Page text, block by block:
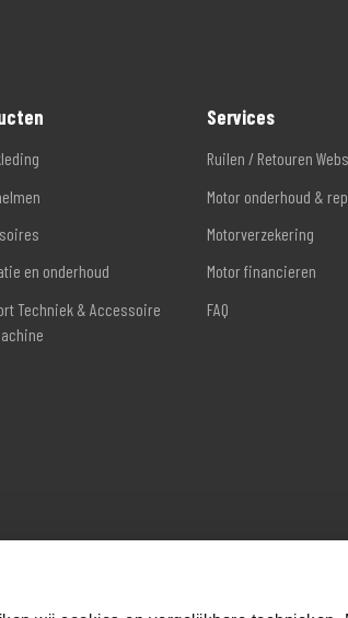
en onderhoud
Techniek & Accessoire
Services
Ruilen / Retouren
Motor onderhoud &
Motorverzekering
Motor financieren
FAQ